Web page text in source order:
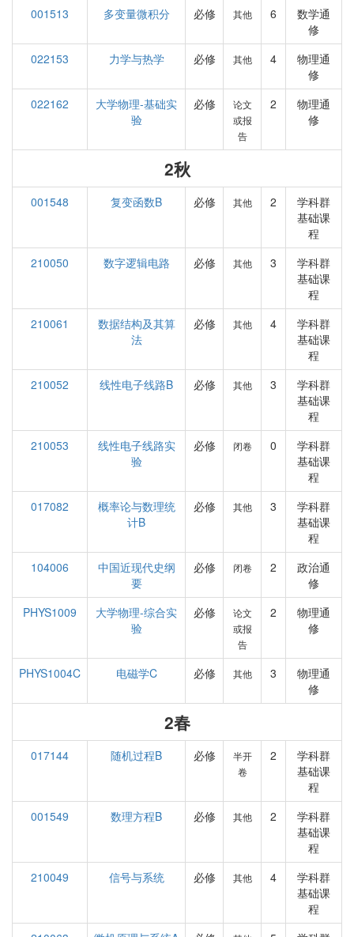
001513
多变量微积分 必修 其他 6
数学通
修
022153
力学与热学 必修 其他 4
物理通
修
022162
大学物理-基础实
验
必修
论文
或报
告
2
物理通
修
2秋
001548 复变函数B 必修 其他 2
学科群
基础课
程
210050
数字逻辑电路 必修 其他 3
学科群
基础课
程
210061
数据结构及其算
法
必修 其他 4
学科群
基础课
程
210052
线性电子线路B 必修 其他 3
学科群
基础课
程
210053
线性电子线路实
验
必修 闭卷 0
学科群
基础课
程
017082
概率论与数理统
计B
必修 其他 3
学科群
基础课
程
104006
中国近现代史纲
要
必修 闭卷 2
政治通
修
PHYS1009
大学物理-综合实
验
必修
论文
或报
告
2
物理通
修
PHYS1004C 电磁学C 必修 其他 3
物理通
修
2春
017144 随机过程B 必修
半开
卷
2
学科群
基础课
程
001549
数理方程B 必修 其他 2
学科群
基础课
程
210049
信号与系统 必修 其他 4
学科群
基础课
程